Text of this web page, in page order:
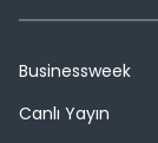
Businessweek
Canlı Yayın